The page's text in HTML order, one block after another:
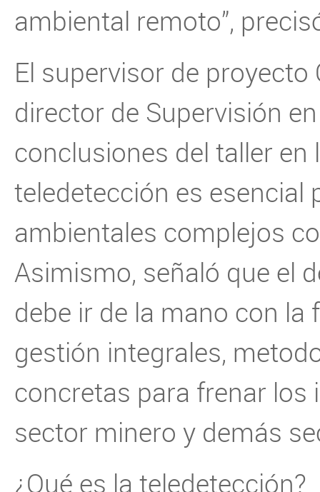
ambiental remoto”,
El supervisor de proyecto
director de Supervisión
conclusiones del taller en
teledetección es esencial
ambientales complejos
Asimismo, señaló que el
debe ir de la mano con
gestión integrales,
concretas para frenar
sector minero y demás
¿Qué es la teledetección?